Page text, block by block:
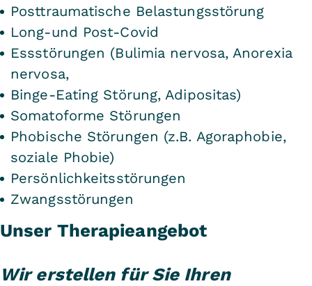
Posttraumatische Belastungsstörung
Long-und Post-Covid
Essstörungen (Bulimia nervosa, Anorexia
nervosa,
Binge-Eating Störung, Adipositas)
Somatoforme Störungen
Phobische Störungen (z.B. Agoraphobie,
soziale Phobie)
Persönlichkeitsstörungen
Zwangsstörungen
Unser Therapieangebot
Wir erstellen für Sie Ihren